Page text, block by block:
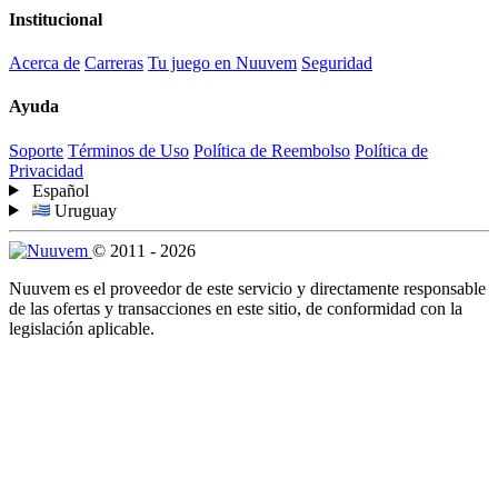
Institucional
Acerca de Carreras Tu juego en Nuuvem Seguridad
Ayuda
Soporte Términos de Uso Política de Reembolso Política de
Privacidad
Español
Uruguay
© 2011 - 2026
Nuuvem es el proveedor de este servicio y directamente responsable
de las ofertas y transacciones en este sitio, de conformidad con la
legislación aplicable.